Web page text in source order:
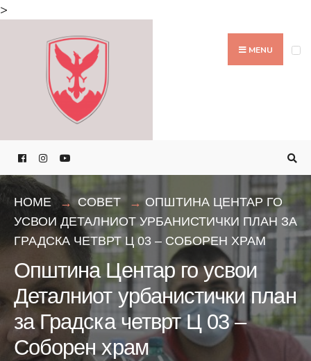
>
MENU
HOME СОВЕТ
ОПШТИНА ЦЕНТАР ГО
УСВОИ ДЕТАЛНИОТ УРБАНИСТИЧКИ ПЛАН ЗА
ГРАДСКА ЧЕТВРТ Ц 03 – СОБОРЕН ХРАМ
Општина Центар го усвои
Деталниот урбанистички план
за Градска четврт Ц 03 –
Соборен храм